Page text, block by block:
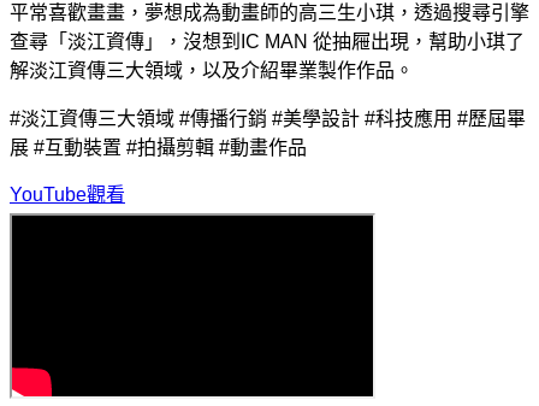
平常喜歡畫畫，夢想成為動畫師的高三生小琪，透過搜尋引擎
查尋「淡江資傳」，沒想到IC MAN 從抽屜出現，幫助小琪了
解淡江資傳三大領域，以及介紹畢業製作作品。
#淡江資傳三大領域 #傳播行銷 #美學設計 #科技應用 #歷屆畢
展 #互動裝置 #拍攝剪輯 #動畫作品
YouTube觀看